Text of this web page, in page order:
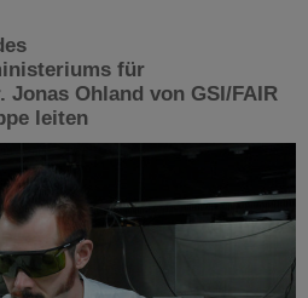
für
Jonas Ohland von GSI/FAIR
leiten